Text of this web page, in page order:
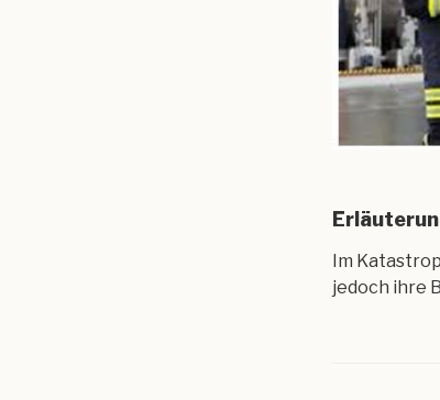
Im
jedoch ihre